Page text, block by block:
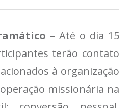
– Até o dia 15
terão contato
à organização
missionária na